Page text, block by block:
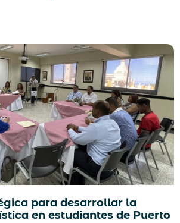
para desarrollar la
en estudiantes de Puerto